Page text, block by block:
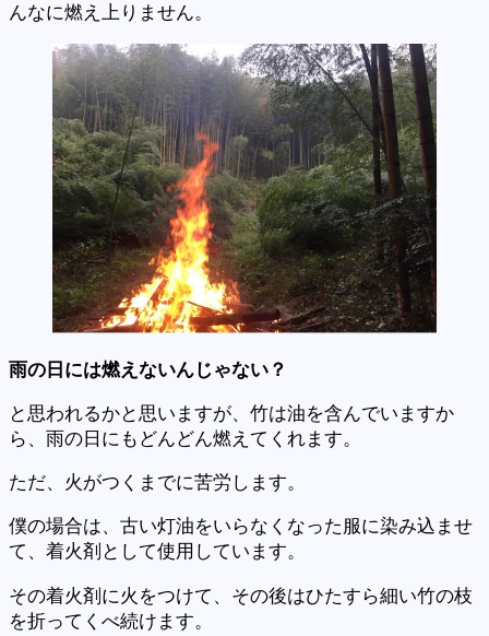
んなに燃え上りません。
雨の日には燃えないんじゃない？
と思われるかと思いますが、竹は油を含んでいますか
ら、雨の日にもどんどん燃えてくれます。
ただ、火がつくまでに苦労します。
僕の場合は、古い灯油をいらなくなった服に染み込ませ
て、着火剤として使用しています。
その着火剤に火をつけて、その後はひたすら細い竹の枝
を折ってくべ続けます。